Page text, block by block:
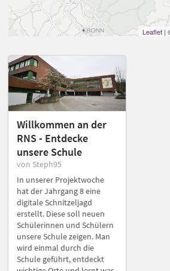
Leaflet |
Willkommen an der
RNS - Entdecke
unsere Schule
von Steph95
In unserer Projektwoche
hat der Jahrgang 8 eine
digitale Schnitzeljagd
erstellt. Diese soll neuen
Schülerinnen und Schülern
unsere Schule zeigen. Man
wird einmal durch die
Schule geführt, entdeckt